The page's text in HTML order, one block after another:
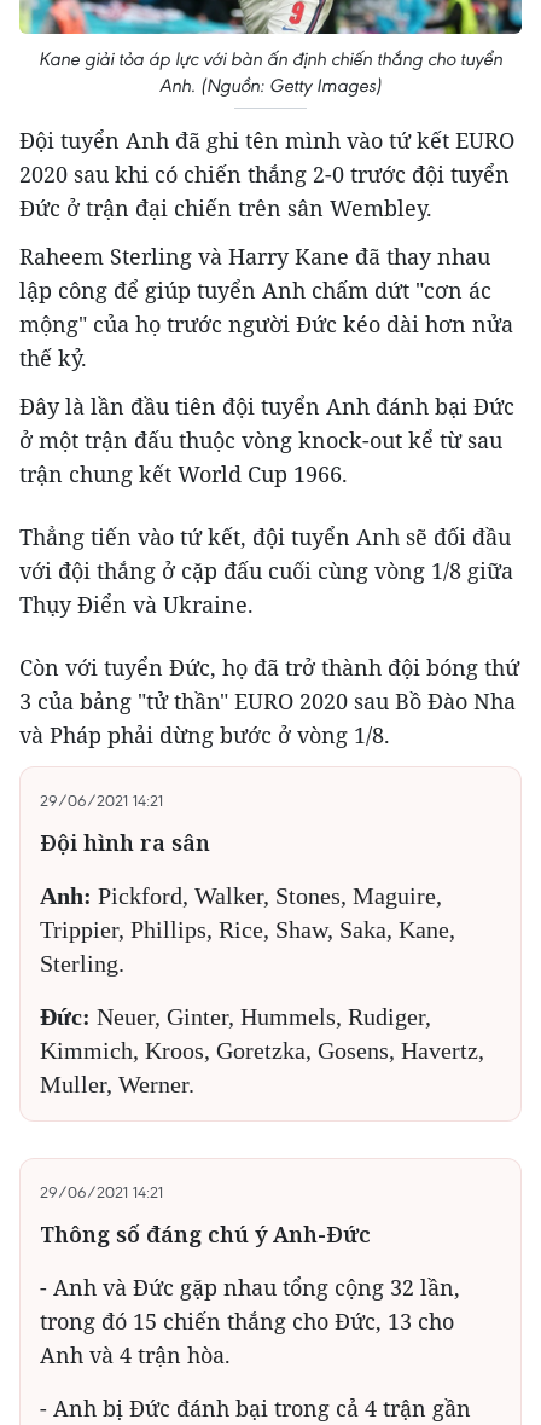
Kane giải tỏa áp lực với bàn ấn định chiến thắng cho tuyển
Anh. (Nguồn: Getty Images)
Đội tuyển Anh đã ghi tên mình vào tứ kết EURO
2020 sau khi có chiến thắng 2-0 trước đội tuyển
Đức ở trận đại chiến trên sân Wembley.
Raheem Sterling và Harry Kane đã thay nhau
lập công để giúp tuyển Anh chấm dứt "cơn ác
mộng" của họ trước người Đức kéo dài hơn nửa
thế kỷ.
Đây là lần đầu tiên đội tuyển Anh đánh bại Đức
ở một trận đấu thuộc vòng knock-out kể từ sau
trận chung kết World Cup 1966.
Thẳng tiến vào tứ kết, đội tuyển Anh sẽ đối đầu
với đội thắng ở cặp đấu cuối cùng vòng 1/8 giữa
Thụy Điển và Ukraine.
Còn với tuyển Đức, họ đã trở thành đội bóng thứ
3 của bảng "tử thần" EURO 2020 sau Bồ Đào Nha
và Pháp phải dừng bước ở vòng 1/8.
29/06/2021 14:21
Đội hình ra sân
Anh: Pickford, Walker, Stones, Maguire,
Trippier, Phillips, Rice, Shaw, Saka, Kane,
Sterling.
Đức: Neuer, Ginter, Hummels, Rudiger,
Kimmich, Kroos, Goretzka, Gosens, Havertz,
Muller, Werner.
29/06/2021 14:21
Thông số đáng chú ý Anh-Đức
- Anh và Đức gặp nhau tổng cộng 32 lần,
trong đó 15 chiến thắng cho Đức, 13 cho
Anh và 4 trận hòa.
- Anh bị Đức đánh bại trong cả 4 trận gần